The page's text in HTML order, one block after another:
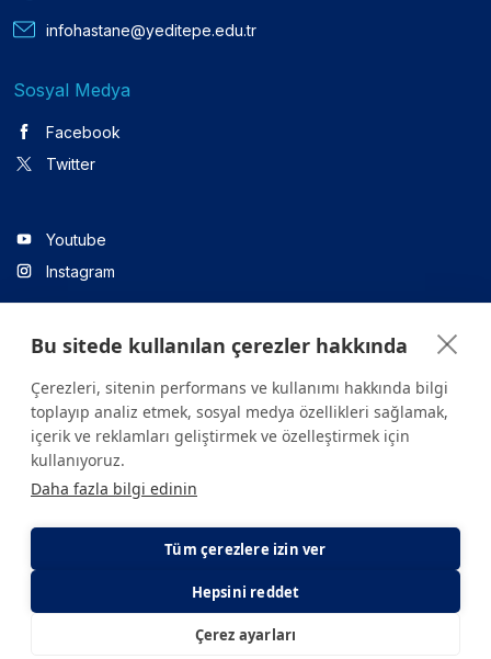
E-Randevu
infohastane@yeditepe.edu.tr
Sosyal Medya
Facebook
Twitter
Youtube
Instagram
Linkedin
Sitede yer alan tüm içerikler yalnızca bilgilendirme amaçlıdır.
Sağlığınızla ilgili sorularınız için mutlaka doktoruza ya da bir sağlık
kuruluşuna başvurunuz.
Gizlilik ve Çerez Politikası KVKK Aydınlatma Metni
Bu sitede kullanılan çerezler hakkında
Çerezleri, sitenin performans ve kullanımı hakkında bilgi
toplayıp analiz etmek, sosyal medya özellikleri sağlamak,
içerik ve reklamları geliştirmek ve özelleştirmek için
kullanıyoruz.
Daha fazla bilgi edinin
Tüm çerezlere izin ver
Hepsini reddet
Çerez ayarları